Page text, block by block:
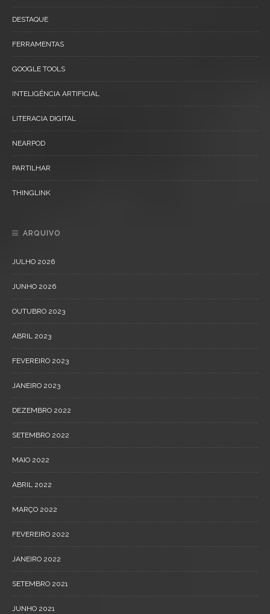
DESTAQUE
FERRAMENTAS
GOOGLE TOOLS
INTELIGÊNCIA ARTIFICIAL
LITERACIA DIGITAL
NEARPOD
PARTILHAR
THINGLINK
ARQUIVO
JULHO 2026
JUNHO 2026
OUTUBRO 2023
ABRIL 2023
FEVEREIRO 2023
JANEIRO 2023
DEZEMBRO 2022
SETEMBRO 2022
MAIO 2022
ABRIL 2022
MARÇO 2022
FEVEREIRO 2022
JANEIRO 2022
SETEMBRO 2021
JUNHO 2021